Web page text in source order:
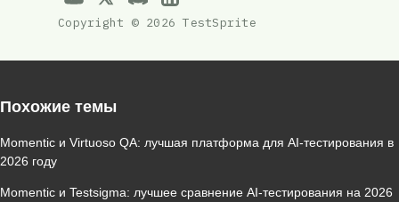
Copyright © 2026 TestSprite
Похожие темы
Momentic и Virtuoso QA: лучшая платформа для AI‑тестирования в
2026 году
Momentic и Testsigma: лучшее сравнение AI‑тестирования на 2026